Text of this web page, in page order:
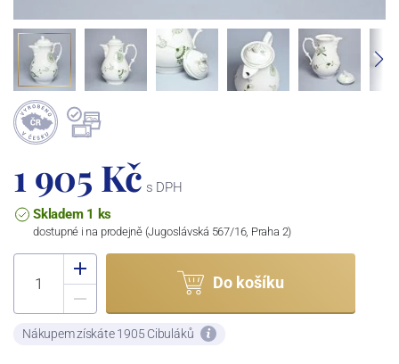
1 905 Kč s DPH
Skladem 1 ks
dostupné i na prodejně (Jugoslávská 567/16, Praha 2)
Do košíku
Nákupem získáte 1905 Cibuláků